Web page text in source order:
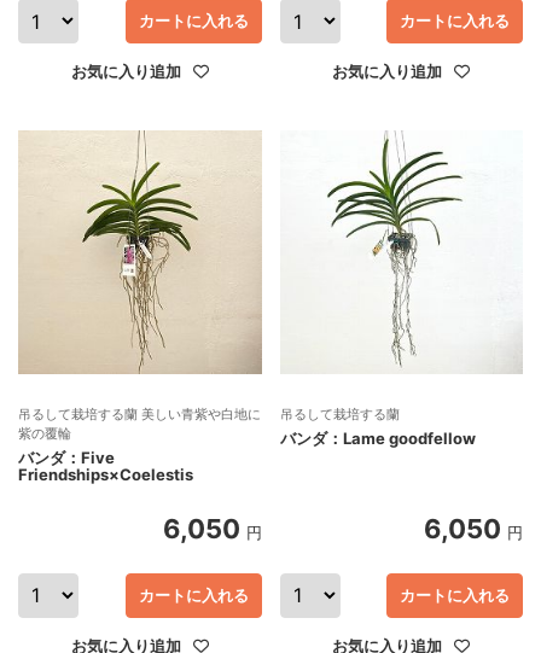
カートに入れる
お気に入り追加
カートに入れる
お気に入り追加
吊るして栽培する蘭 美しい青紫や白地に
紫の覆輪
バンダ：Five
Friendships×Coelestis
6,050 円
カートに入れる
お気に入り追加
吊るして栽培する蘭
バンダ：Lame goodfellow
6,050 円
カートに入れる
お気に入り追加